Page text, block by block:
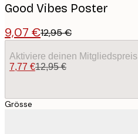
Good Vibes Poster
9,07 €12,95 €
Aktiviere deinen Mitgliedspreis
7,77 €12,95 €
Grösse